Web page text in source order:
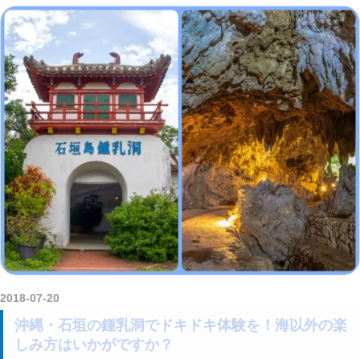
2018-07-20
沖縄・石垣の鍾乳洞でドキドキ体験を！海以外の楽
しみ方はいかがですか？